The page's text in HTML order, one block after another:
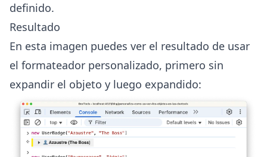
definido.
Resultado
En esta imagen puedes ver el resultado de usar
el formateador personalizado, primero sin
expandir el objeto y luego expandido: